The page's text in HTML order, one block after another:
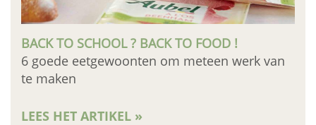
BACK TO SCHOOL ? BACK TO FOOD !
6 goede eetgewoonten om meteen werk van
te maken
LEES HET ARTIKEL »